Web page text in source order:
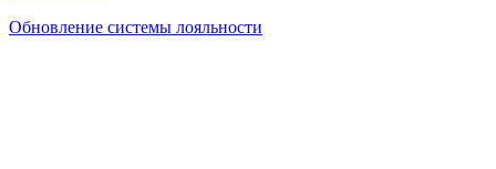
Обновление системы лояльности